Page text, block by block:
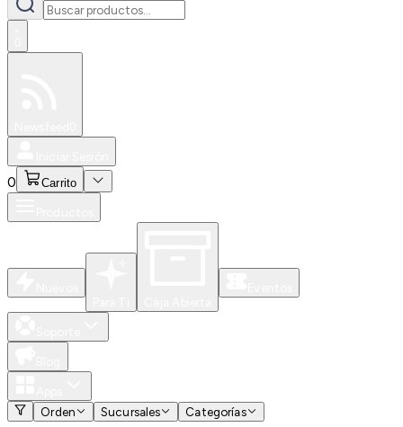
0 Carrito
Orden
Sucursales Categorías